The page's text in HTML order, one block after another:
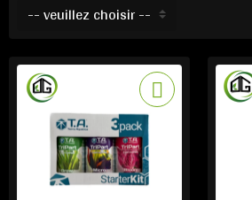
-- veuillez choisir --